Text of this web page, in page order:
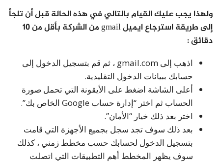
ولهذا يجب عليك القيام بالتالي في هذه الحالة قبل أن تلجأ
إلى طريقة استرجاع ايميل gmail من الشركة بأقل من 10
دقائق :
اذهب إلى gmail.com ، ثم قم بتسجيل الدخول إلى
حسابك ببيانات الدخول التقليدية.
أعلى الشاشة اضغط على الأيقونة التي تحمل صورة
الحساب ثم اختر “إدارة حساب Google الخاص بك”.
اختر بعد ذلك خيار “الأمان”.
بعد ذلك سوف تجد سجل بجميع الأجهزة التي قامت
بتسجيل الدخول لحسابك حسب مخطط زمني ، كذلك
سوف يظهر المخطط أهم التطبيقات التي اتصلت